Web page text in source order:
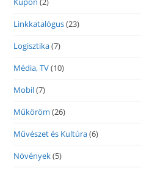
Linkkatalógus(23)
Logisztika(7)
Média, TV(10)
Mobil(7)
Műköröm (26)
Művészet és Kultúra(6)
Növények(5)